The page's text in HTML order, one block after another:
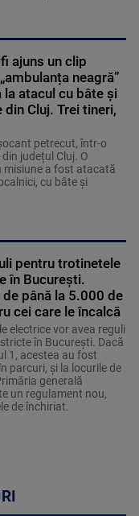
ajuns un clip
neagră”
la atacul cu bâte și
Cluj. Trei tineri,
petrecut, într-o
județul Cluj. O
misiune a fost atacată
cu bâte și
pentru trotinetele
în București.
până la 5.000 de
cei care le încalcă
electrice vor avea reguli
în București. Dacă
1, acestea au fost
parcuri, și la locurile de
generală
un regulament nou,
de închiriat.